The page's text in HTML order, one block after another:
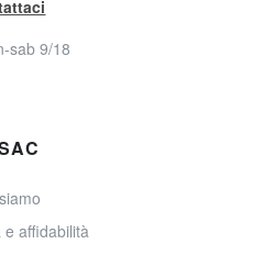
sab 9/18
e affidabilità